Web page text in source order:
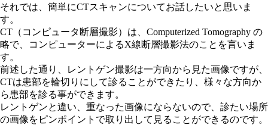
それでは、簡単にCTスキャンについてお話したいと思いま
す。
CT（コンピュータ断層撮影）は、Computerized Tomography の
略で、コンピューターによるX線断層撮影法のことを言いま
す。
前述した通り、レントゲン撮影は一方向から見た画像ですが、
CTは患部を輪切りにして診ることができたり、様々な方向か
ら患部を診る事ができます。
レントゲンと違い、重なった画像にならないので、診たい場所
の画像をピンポイントで取り出して見ることができるのです。